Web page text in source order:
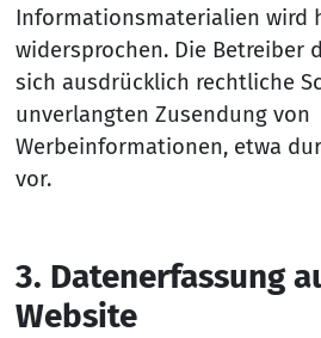
Informationsmaterialien wird
widersprochen. Die Betreiber
sich ausdrücklich rechtliche
unverlangten Zusendung von
Werbeinformationen, etwa
vor.
3. Da­ten­er­fas­sung
Web­si­te